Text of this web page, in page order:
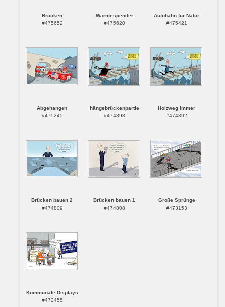
Brücken
#475652
Wärmespender
#475620
Autobahn für Natur
#475421
Abgehangen
#475245
hängebrückenpartie
#474893
Holzweg immer
#474892
Brücken bauen 2
#474809
Brücken bauen 1
#474808
Große Sprünge
#473153
Kommunale Displays
#472455